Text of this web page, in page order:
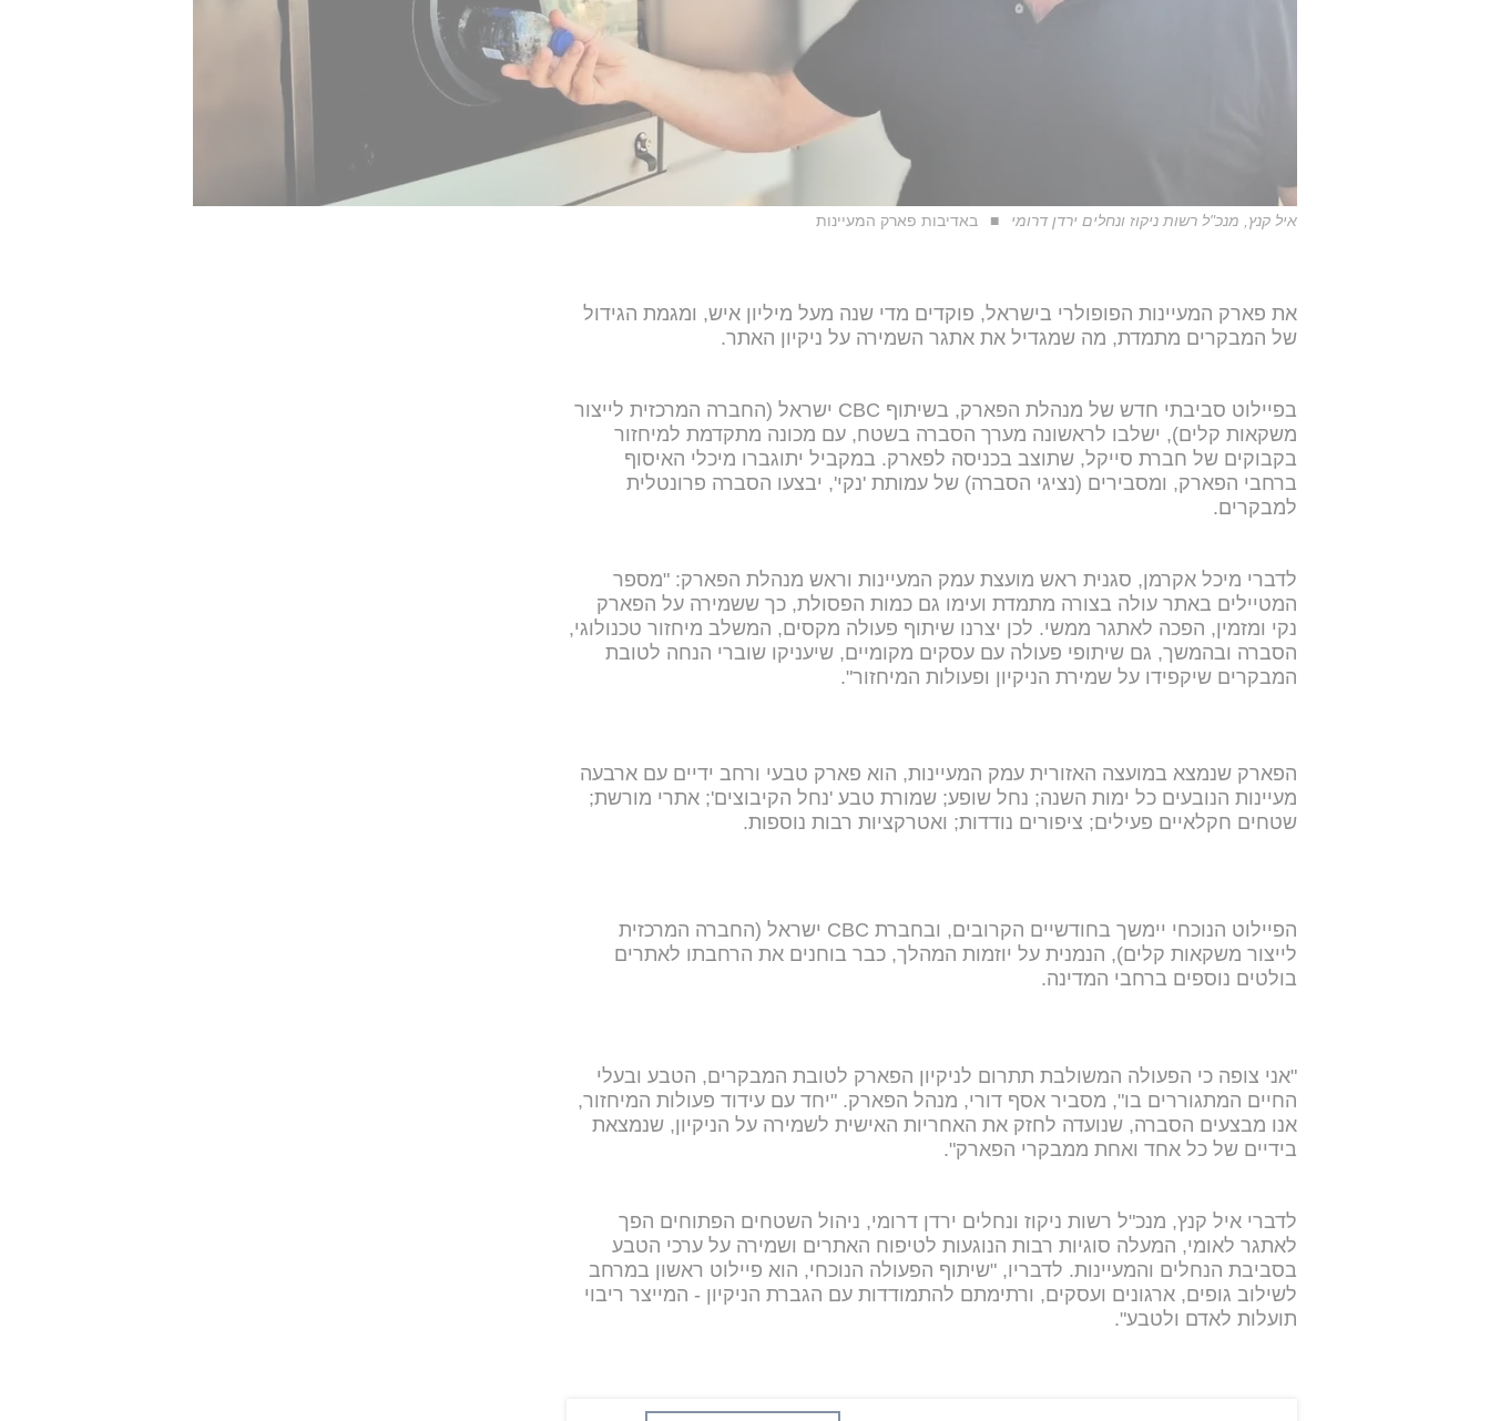
איל קנץ, מנכ"ל רשות ניקוז ונחלים ירדן דרומי באדיבות פארק המעיינות
את פארק המעיינות הפופולרי בישראל, פוקדים מדי שנה מעל מיליון איש, ומגמת הגידול
של המבקרים מתמדת, מה שמגדיל את אתגר השמירה על ניקיון האתר.
בפיילוט סביבתי חדש של מנהלת הפארק, בשיתוף CBC ישראל (החברה המרכזית לייצור
משקאות קלים), ישלבו לראשונה מערך הסברה בשטח, עם מכונה מתקדמת למיחזור
בקבוקים של חברת סייקל, שתוצב בכניסה לפארק. במקביל יתוגברו מיכלי האיסוף
ברחבי הפארק, ומסבירים (נציגי הסברה) של עמותת 'נקי', יבצעו הסברה פרונטלית
למבקרים.
לדברי מיכל אקרמן, סגנית ראש מועצת עמק המעיינות וראש מנהלת הפארק: "מספר
המטיילים באתר עולה בצורה מתמדת ועימו גם כמות הפסולת, כך ששמירה על הפארק
נקי ומזמין, הפכה לאתגר ממשי. לכן יצרנו שיתוף פעולה מקסים, המשלב מיחזור טכנולוגי,
הסברה ובהמשך, גם שיתופי פעולה עם עסקים מקומיים, שיעניקו שוברי הנחה לטובת
המבקרים שיקפידו על שמירת הניקיון ופעולות המיחזור".
הפארק שנמצא במועצה האזורית עמק המעיינות, הוא פארק טבעי ורחב ידיים עם ארבעה
מעיינות הנובעים כל ימות השנה; נחל שופע; שמורת טבע 'נחל הקיבוצים'; אתרי מורשת;
שטחים חקלאיים פעילים; ציפורים נודדות; ואטרקציות רבות נוספות.
הפיילוט הנוכחי יימשך בחודשיים הקרובים, ובחברת CBC ישראל (החברה המרכזית
לייצור משקאות קלים), הנמנית על יוזמות המהלך, כבר בוחנים את הרחבתו לאתרים
בולטים נוספים ברחבי המדינה.
"אני צופה כי הפעולה המשולבת תתרום לניקיון הפארק לטובת המבקרים, הטבע ובעלי
החיים המתגוררים בו", מסביר אסף דורי, מנהל הפארק. "יחד עם עידוד פעולות המיחזור,
אנו מבצעים הסברה, שנועדה לחזק את האחריות האישית לשמירה על הניקיון, שנמצאת
בידיים של כל אחד ואחת ממבקרי הפארק".
לדברי איל קנץ, מנכ"ל רשות ניקוז ונחלים ירדן דרומי, ניהול השטחים הפתוחים הפך
לאתגר לאומי, המעלה סוגיות רבות הנוגעות לטיפוח האתרים ושמירה על ערכי הטבע
בסביבת הנחלים והמעיינות. לדבריו, "שיתוף הפעולה הנוכחי, הוא פיילוט ראשון במרחב
לשילוב גופים, ארגונים ועסקים, ורתימתם להתמודדות עם הגברת הניקיון - המייצר ריבוי
תועלות לאדם ולטבע".